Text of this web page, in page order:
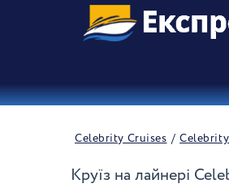
Celebrity Cruises
Круїз на лайнері